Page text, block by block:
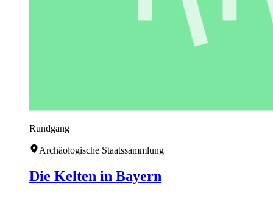
Rundgang
Archäologische Staatssammlung
Die Kelten in Bayern